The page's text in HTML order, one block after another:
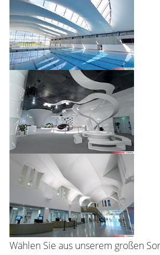
Wählen Sie aus unserem großen